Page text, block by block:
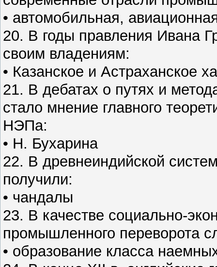
• автомобильная,
20. В годы правления Ивана
своим владениям:
• Казанское и Астраханское
21. В дебатах о путях и
стало мнение главного
НЭПа:
• Н. Бухарина
22. В древнеиндийской
получили:
• чандалы
23. В качестве социально-
промышленного переворота
• образование класса